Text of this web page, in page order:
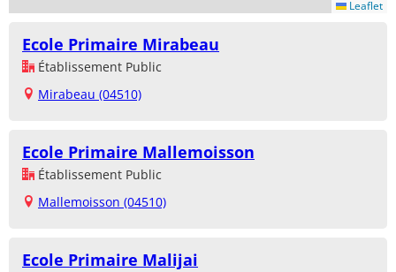
Leaflet
Ecole Primaire Mirabeau
Établissement Public
Mirabeau (04510)
Ecole Primaire Mallemoisson
Établissement Public
Mallemoisson (04510)
Ecole Primaire Malijai